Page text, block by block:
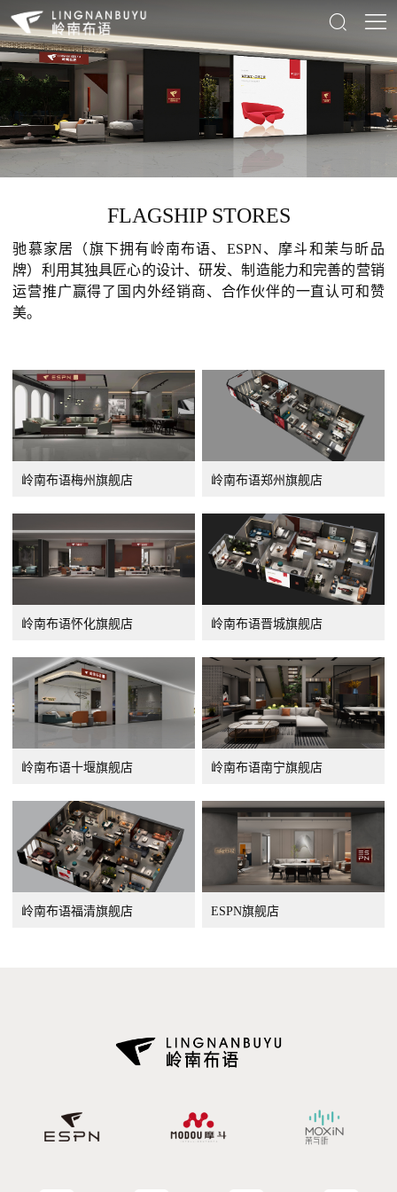

首页
关于
产品 
茉与昕
材料世界
联系

 
FLAGSHIP STORES
驰慕家居（旗下拥有岭南布语、ESPN、摩斗和茉与昕品
牌）利用其独具匠心的设计、研发、制造能力和完善的营销
运营推广赢得了国内外经销商、合作伙伴的一直认可和赞
美。
岭南布语梅州旗舰店 岭南布语郑州旗舰店
岭南布语怀化旗舰店 岭南布语晋城旗舰店
岭南布语十堰旗舰店 岭南布语南宁旗舰店
岭南布语福清旗舰店 ESPN旗舰店